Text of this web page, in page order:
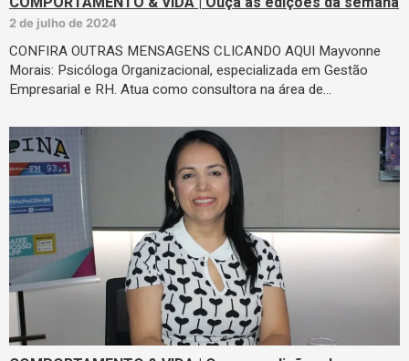
2 de julho de 2024
CONFIRA OUTRAS MENSAGENS CLICANDO AQUI Mayvonne
Morais: Psicóloga Organizacional, especializada em Gestão
Empresarial e RH. Atua como consultora na área de…